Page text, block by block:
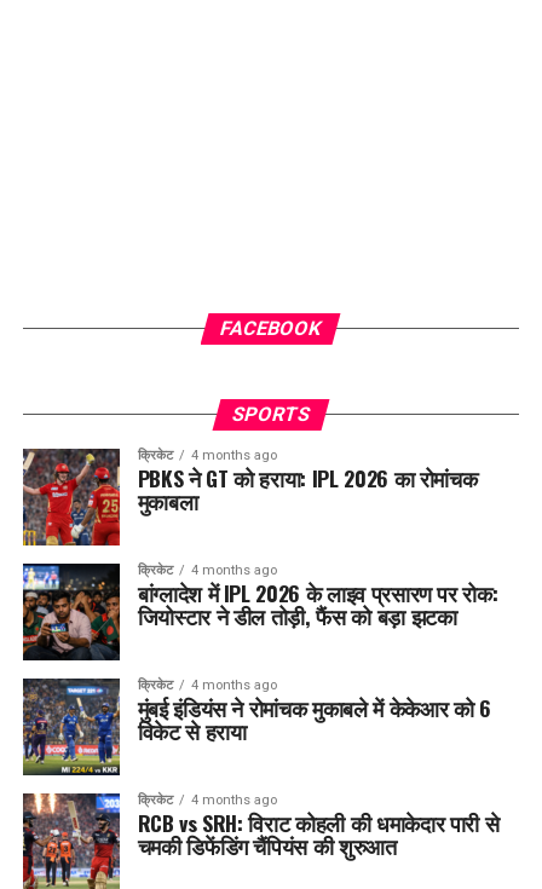
FACEBOOK
SPORTS
क्रिकेट 4 months ago
PBKS ने GT को हराया: IPL 2026 का रोमांचक
मुकाबला
क्रिकेट 4 months ago
बांग्लादेश में IPL 2026 के लाइव प्रसारण पर रोक:
जियोस्टार ने डील तोड़ी, फैंस को बड़ा झटका
क्रिकेट 4 months ago
मुंबई इंडियंस ने रोमांचक मुकाबले में केकेआर को 6
विकेट से हराया
क्रिकेट 4 months ago
RCB vs SRH: विराट कोहली की धमाकेदार पारी से
चमकी डिफेंडिंग चैंपियंस की शुरुआत